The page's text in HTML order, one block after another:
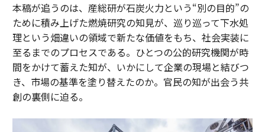
本稿が追うのは、産総研が石炭火力という“別の目的”の
ために積み上げた燃焼研究の知見が、巡り巡って下水処
理という畑違いの領域で新たな価値をもち、社会実装に
至るまでのプロセスである。ひとつの公的研究機関が時
間をかけて蓄えた知が、いかにして企業の現場と結びつ
き、市場の基準を塗り替えたのか。官民の知が出会う共
創の裏側に迫る。